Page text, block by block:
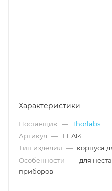
Характеристики
Поставщик — Thorlabs
Артикул — EEA14
Тип изделия — корпуса
Особенности — для
приборов